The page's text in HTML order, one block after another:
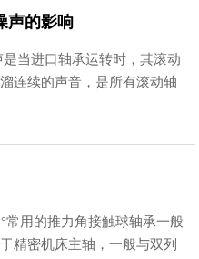
声的影响
当进口轴承运转时，其滚动
连续的声音，是所有滚动轴
常用的推力角接触球轴承一般
精密机床主轴，一般与双列